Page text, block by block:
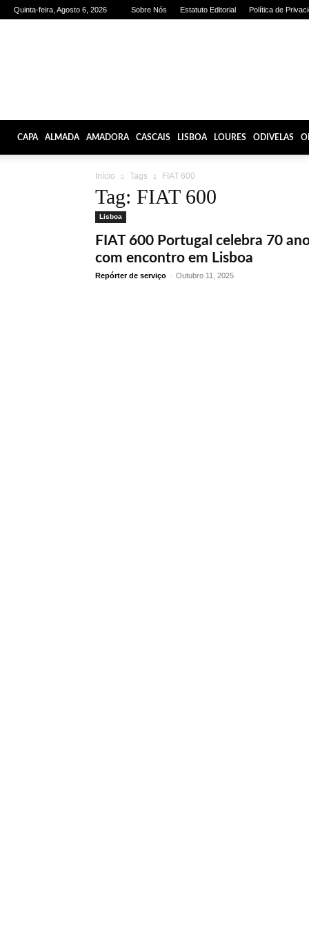
Quinta-feira, Agosto 6, 2026 Sobre Nós Estatuto Editorial Política de
CAPA ALMADA AMADORA CASCAIS LISBOA LOURES ODIVELAS
Início Tags FIAT 600
Tag: FIAT 600
Lisboa
FIAT 600 Portugal celebra 70
com encontro em Lisboa
Repórter de serviço - Outubro 11, 2025